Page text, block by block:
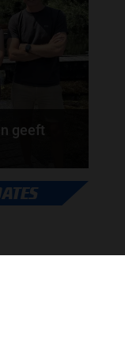
geeft
George
budgetcap...